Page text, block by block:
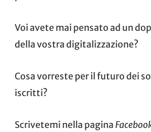
Voi avete mai pensato ad un
della vostra digitalizzazione?
Cosa vorreste per il futuro dei
iscritti?
Scrivetemi nella pagina